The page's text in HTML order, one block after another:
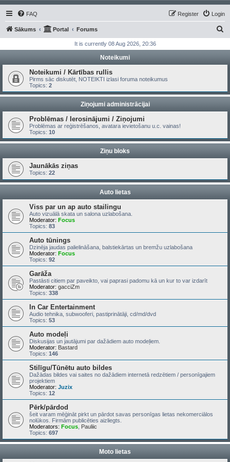
FAQ Login
Register
Sākums Portal Forums
r
h
It is currently 08 Aug 2026, 20:36
Noteikumi
Noteikumi / Kārtības rullis
Pirms sāc diskutēt, NOTEIKTI izlasi foruma noteikumus
Topics: 2
Ziņojumi administrācijai
Problēmas / Ierosinājumi / Ziņojumi
Problēmas ar reģistrēšanos, avatara ievietošanu u.c. vainas!
Topics: 10
Ziņu bloks
Jaunākās ziņas
Topics: 22
Auto lietas
Viss par un ap auto stailingu
Auto vizuālā skata un salona uzlabošana.
Moderator: Focus
Topics: 83
Auto tūnings
Dzinēja jaudas palielināšana, balstiekārtas un bremžu uzlabošana
Moderator: Focus
Topics: 92
Garāža
Pastāsti citiem par paveikto, vai paprasi padomu kā un kur to var izdarīt
Moderator: gacciZm
Topics: 338
In Car Entertainment
Audio tehnika, subwooferi, pastiprinātāji, cd/md/dvd
Topics: 53
Auto modeļi
Diskusijas un jautājumi par dažādiem auto modeļiem.
Moderator: Bastard
Topics: 146
Stilīgu/Tūnētu auto bildes
Dažādas bildes vai saites no dažādiem internetā redzētiem / personīgajiem
projektiem
Moderator: Juzix
Topics: 12
Pērk/pārdod
šeit varam mēģināt pirkt un pārdot savas personīgas lietas nekomerciālos
nolūkos. Firmām publicēties aizliegts.
Moderators: Focus Pauliic
Topics: 697
Moto lietas